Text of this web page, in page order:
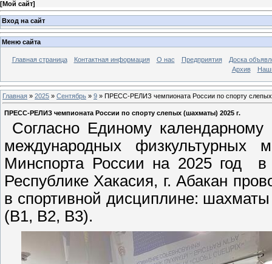
[Мой сайт]
Вход на сайт
Меню сайта
Главная страница Контактная информация О нас Предприятия
Доска
Архив
Главная » 2025 » Сентябрь » 9 » ПРЕСС-РЕЛИЗ чемпионата России по спорту
ПРЕСС-РЕЛИЗ чемпионата России по спорту слепых (шахматы) 2025 г.
Согласно Единому
международных физкультурных
Минспорта России на 2025 год
Республике Хакасия, г. Абакан
в спортивной дисциплине:
(В1, В2, В3).